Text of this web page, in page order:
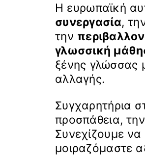
Η ευρωπαϊκή
συνεργασία,
την
γλωσσική
ξένης γλώσσας
αλλαγής.
Συγχαρητήρια
προσπάθεια,
Συνεχίζουμε
μοιραζόμαστε